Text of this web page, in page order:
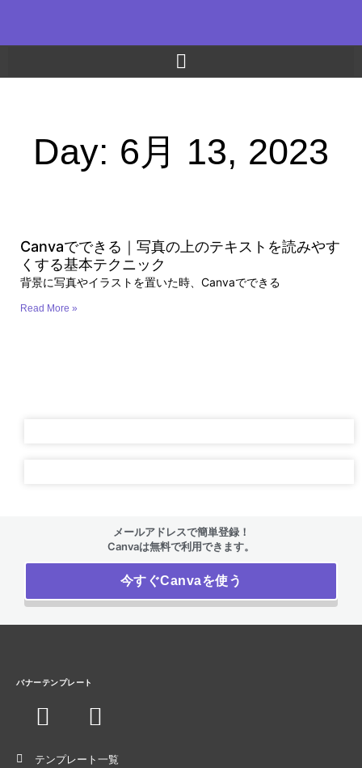
を
キ
Day: 6月 13, 2023
Canvaでできる｜写真の上のテキストを読みやす
くする基本テクニック
背景に写真やイラストを置いた時、Canvaでできる
Read More »
メールアドレスで簡単登録！
Canvaは無料で利用できます。
今すぐCanvaを使う
バナーテンプレート
テンプレート一覧